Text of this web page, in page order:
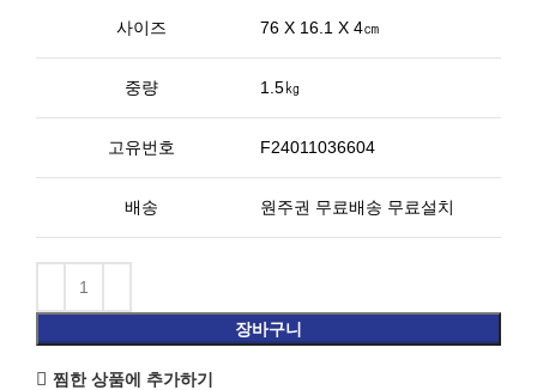
사이즈 76 X 16.1 X 4㎝
중량 1.5㎏
고유번호 F24011036604
배송 원주권 무료배송 무료설치
장바구니
찜한 상품에 추가하기